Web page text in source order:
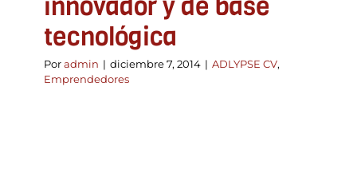
tecnológica
Poradmin | diciembre 7, 2014 | ADLYPSE CV,
Emprendedores